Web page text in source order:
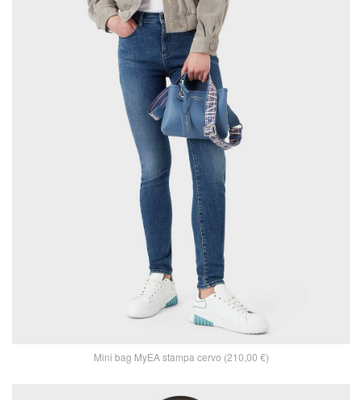
Mini bag MyEA stampa cervo (210,00 €)